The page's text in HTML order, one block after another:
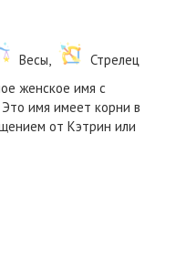
Весы,
Стрелец
женское имя с
имя имеет корни в
от Кэтрин или